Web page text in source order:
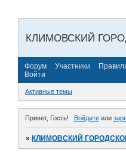
КЛИМОВСКИЙ
Форум Участники
Войти
Активные темы
Привет, Гость! Войдитеили
»КЛИМОВСКИЙ